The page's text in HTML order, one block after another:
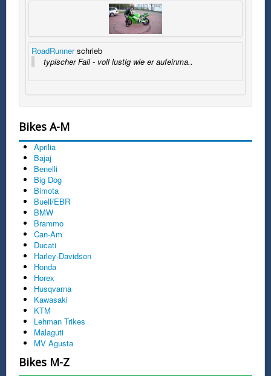
RoadRunnerschrieb
typischer Fail - voll lustig wie er aufeinma..
Bikes A-M
Aprilia
Bajaj
Benelli
Big Dog
Bimota
Buell/EBR
BMW
Brammo
Can-Am
Ducati
Harley-Davidson
Honda
Horex
Husqvarna
Kawasaki
KTM
Lehman Trikes
Malaguti
MV Agusta
Bikes M-Z